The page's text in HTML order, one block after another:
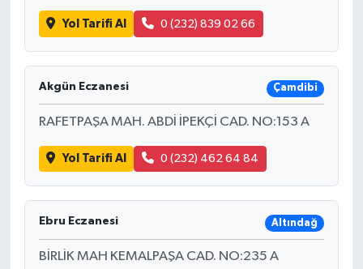
Yol Tarifi Al 0 (232) 839 02 66
Akgün Eczanesi Çamdibi
RAFETPAŞA MAH. ABDİ İPEKÇİ CAD. NO:153 A
Yol Tarifi Al 0 (232) 462 64 84
Ebru Eczanesi Altındağ
BİRLİK MAH KEMALPAŞA CAD. NO:235 A